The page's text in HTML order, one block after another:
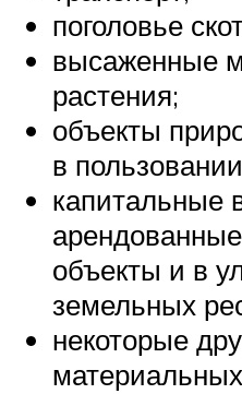
поголовье
высаженные
растения;
объекты
в
капитальные
объекты и в
земельных
некоторые